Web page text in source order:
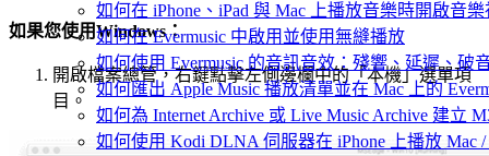
如何在 iPhone、iPad 與 Mac 上播放音樂時開啟音
如何在 Evermusic 中啟用並使用無縫播放
如何使用 Evermusic 的音訊音效：殘響、延遲、破
如何匯出 Apple Music 播放清單並在 Mac 上的
如何為 Internet Archive 或 Live Music Archive 建立
如何使用 Kodi DLNA 伺服器在 iPhone 上播放 Mac
如果您使用Windows：
開啟檔案總管，右鍵點擊左側邊欄中的「本機」選單項
目。